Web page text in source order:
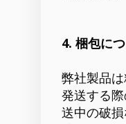
4. 梱包に
弊社製品
発送する
送中の破損